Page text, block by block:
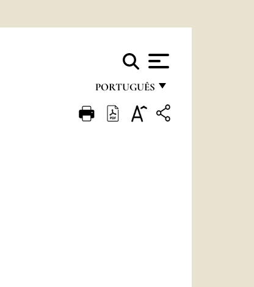
PORTUGUÊS
FRANÇAIS